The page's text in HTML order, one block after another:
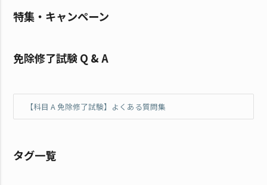
特集・キャンペーン
免除修了試験 Q & A
【科目 A 免除修了試験】よくある質問集
タグ一覧